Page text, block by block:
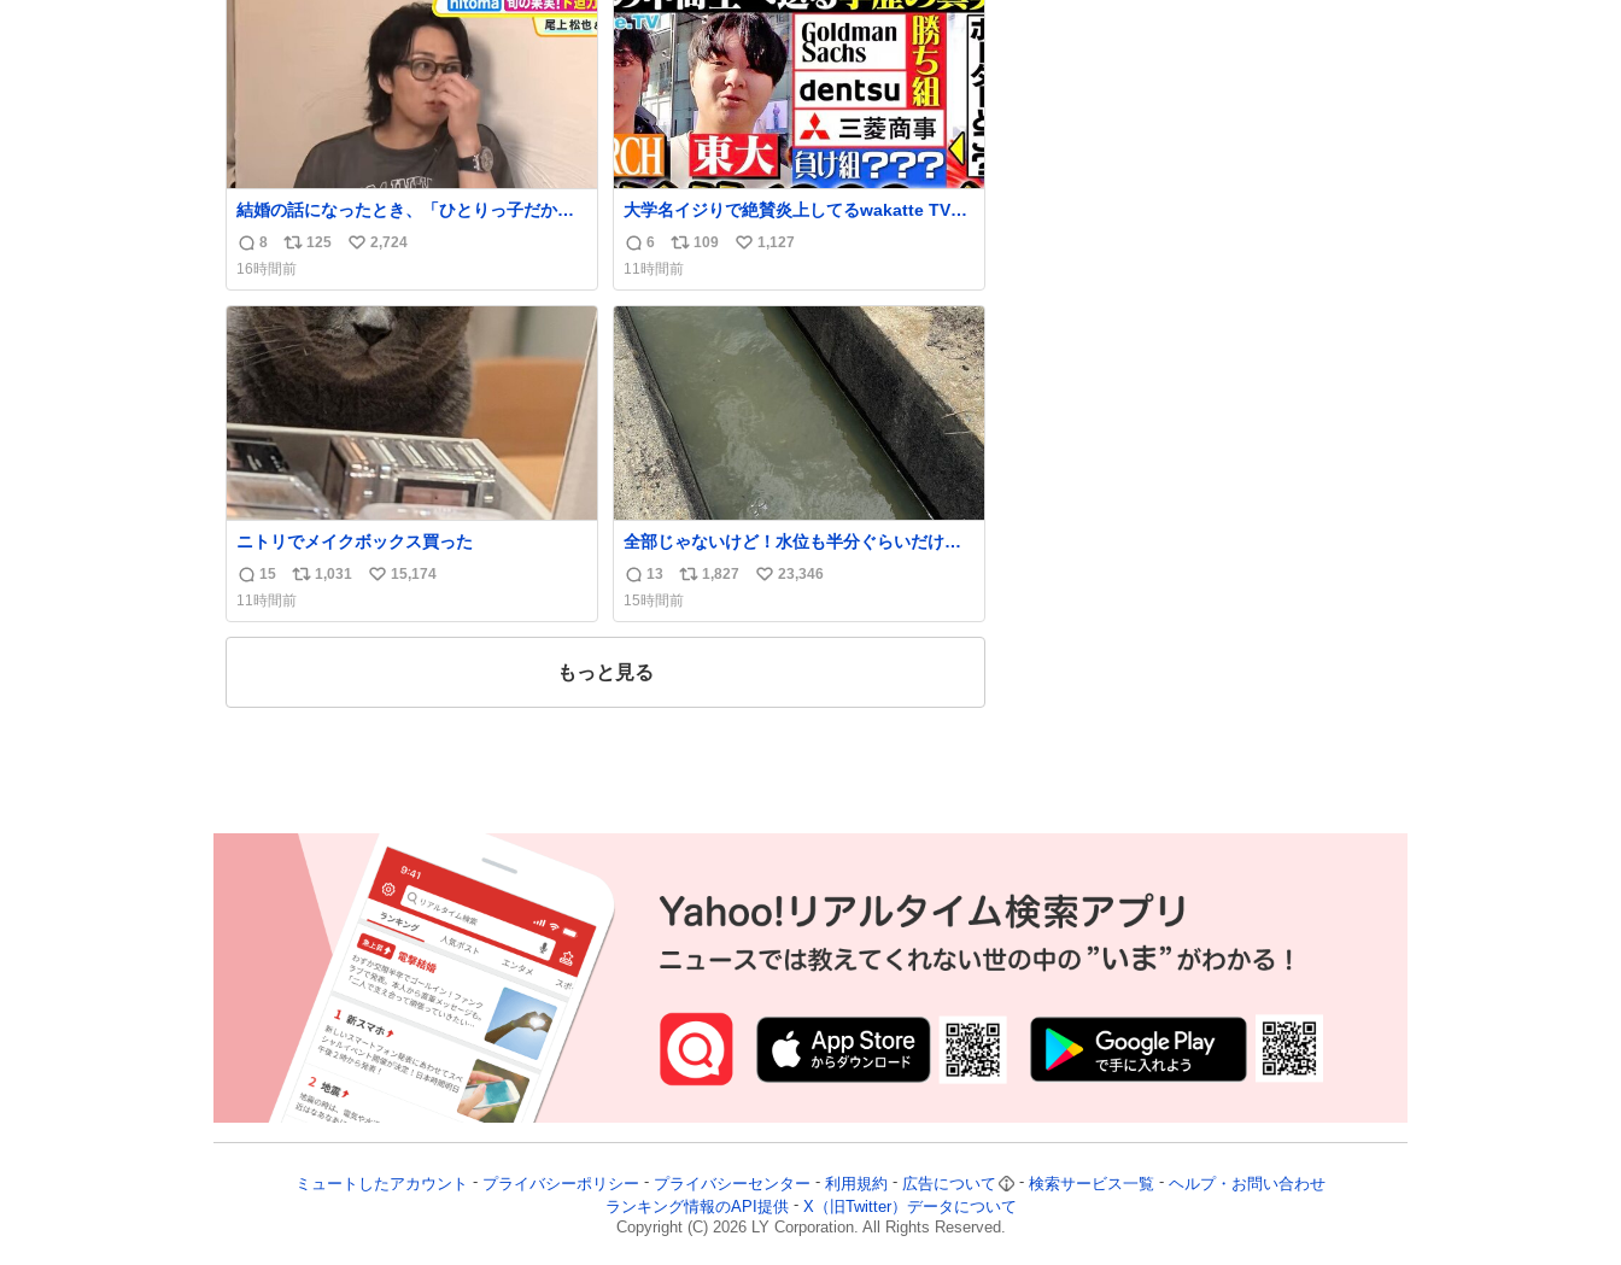
個、ゼリー飲料3～4本、パスタと毎日4千kcal
オーバーの食事を摂取し、増量したという。
数
結婚の話になったとき、「ひとりっ子だから
僕が諦めた瞬間に一族が潰える」「死ぬとき1
人とか嫌」だから結婚願望は"ある"って答え
たものの、結局「（結婚は）向いてねぇのか
もしれない」で締める北山くん、きっといろ
いろ考えて言葉を選んで、まるく収めてくれ
たんだなと思った
返
信
数
8
リ
ポ
ス
ト
数
125
い
ね
数
2,724
16時間前
大学名イジりで絶賛炎上してるwakatte TV，
さらに深刻な問題はこっちでは？ ・都内の特
定企業に入るのを極度に推奨し，それ以外の
地域で堅実に生きるのを周縁化する ・恋愛に
かまけ，「陽キャラ」として振る舞うのを極
端に中心化する ・院生が研究環境を求め他大
学に移るのを批判する 過去例↓
返
信
数
6
リ
ポ
ス
109
い
ね
数
1,127
11時間前
ニトリでメイクボックス買った
返
信
数
15
リ
ポ
ス
1,031
い
ね
15,174
11時間前
全部じゃないけど！水位も半分ぐらいだけ
ど！水が来はじめたよ！！！ 作業してくれた
方々ありがとーーー
ー！！！！！！！！！！！！！！！！！！！
！！！！！！！
返
信
数
13
リ
ポ
ス
1,827
い
ね
23,346
15時間前
もっと見る
ミュートしたアカウント プライバシーポリシー プライバシーセンター 利用規約 広告について 検索サービス一覧
ヘルプ・お問い合わせ
ランキング情報のAPI提供
X（旧Twitter）データについて
Copyright (C) 2026LY Corporation. All Rights Reserved.